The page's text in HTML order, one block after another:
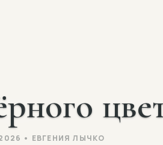
• ЕВГЕНИЯ ЛЫЧКО